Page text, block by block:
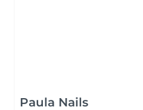
Paula Nails